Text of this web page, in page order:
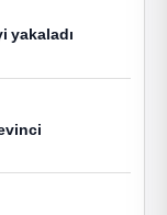
yakaladı